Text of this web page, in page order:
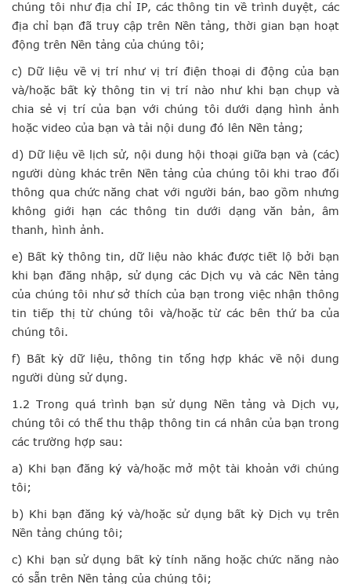
chúng tôi như địa chỉ IP, các thông tin về trình duyệt, các
địa chỉ bạn đã truy cập trên Nền tảng, thời gian bạn hoạt
động trên Nền tảng của chúng tôi;
c) Dữ liệu về vị trí như vị trí điện thoại di động của bạn
và/hoặc bất kỳ thông tin vị trí nào như khi bạn chụp và
chia sẻ vị trí của bạn với chúng tôi dưới dạng hình ảnh
hoặc video của bạn và tải nội dung đó lên Nền tảng;
d) Dữ liệu về lịch sử, nội dung hội thoại giữa bạn và (các)
người dùng khác trên Nền tảng của chúng tôi khi trao đổi
thông qua chức năng chat với người bán, bao gồm nhưng
không giới hạn các thông tin dưới dạng văn bản, âm
thanh, hình ảnh.
e) Bất kỳ thông tin, dữ liệu nào khác được tiết lộ bởi bạn
khi bạn đăng nhập, sử dụng các Dịch vụ và các Nền tảng
của chúng tôi như sở thích của bạn trong việc nhận thông
tin tiếp thị từ chúng tôi và/hoặc từ các bên thứ ba của
chúng tôi.
f) Bất kỳ dữ liệu, thông tin tổng hợp khác về nội dung
người dùng sử dụng.
1.2 Trong quá trình bạn sử dụng Nền tảng và Dịch vụ,
chúng tôi có thể thu thập thông tin cá nhân của bạn trong
các trường hợp sau:
a) Khi bạn đăng ký và/hoặc mở một tài khoản với chúng
tôi;
b) Khi bạn đăng ký và/hoặc sử dụng bất kỳ Dịch vụ trên
Nền tảng chúng tôi;
c) Khi bạn sử dụng bất kỳ tính năng hoặc chức năng nào
có sẵn trên Nền tảng của chúng tôi;